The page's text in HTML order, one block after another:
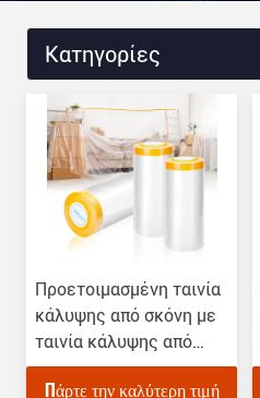
Κατηγορίες
Προετοιμασμένη ταινία
κάλυψης από σκόνη με
ταινία κάλυψης από
χαρτί Washi
Πάρτε την καλύτερη τιμή